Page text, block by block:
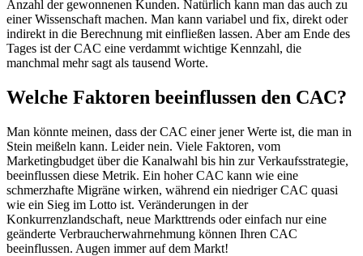
Anzahl der gewonnenen Kunden. Natürlich kann man das auch zu
einer Wissenschaft machen. Man kann variabel und fix, direkt oder
indirekt in die Berechnung mit einfließen lassen. Aber am Ende des
Tages ist der CAC eine verdammt wichtige Kennzahl, die
manchmal mehr sagt als tausend Worte.
Welche Faktoren beeinflussen den CAC?
Man könnte meinen, dass der CAC einer jener Werte ist, die man in
Stein meißeln kann. Leider nein. Viele Faktoren, vom
Marketingbudget über die Kanalwahl bis hin zur Verkaufsstrategie,
beeinflussen diese Metrik. Ein hoher CAC kann wie eine
schmerzhafte Migräne wirken, während ein niedriger CAC quasi
wie ein Sieg im Lotto ist. Veränderungen in der
Konkurrenzlandschaft, neue Markttrends oder einfach nur eine
geänderte Verbraucherwahrnehmung können Ihren CAC
beeinflussen. Augen immer auf dem Markt!